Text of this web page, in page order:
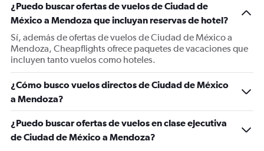
Y
axis
displaying
values.
Range:
0
1200.
¿Puedo buscar ofertas de vuelos de Ciudad de
México a Mendoza que incluyan reservas de hotel?
Sí, además de ofertas de vuelos de Ciudad de México a
Mendoza, Cheapflights ofrece paquetes de vacaciones que
incluyen tanto vuelos como hoteles.
¿Cómo busco vuelos directos de Ciudad de México
a Mendoza?
¿Puedo buscar ofertas de vuelos en clase ejecutiva
de Ciudad de México a Mendoza?